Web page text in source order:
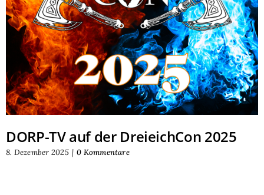
DORP-TV auf der DreieichCon 2025
8. Dezember 2025 | 0 Kommentare